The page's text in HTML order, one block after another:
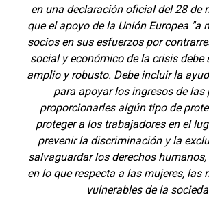
en una declaración oficial del 28 de
que el apoyo de la Unión Europea "a
socios en sus esfuerzos por
social y económico de la crisis debe
amplio y robusto. Debe incluir la
para apoyar los ingresos de las
proporcionarles algún tipo de
proteger a los trabajadores en el
prevenir la discriminación y la
salvaguardar los derechos
en lo que respecta a las mujeres, las
vulnerables de la